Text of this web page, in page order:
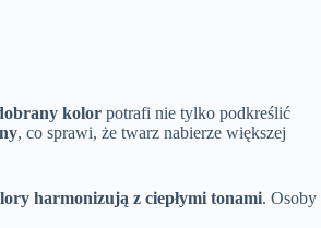
kolor potrafi nie tylko podkreślić
, co sprawi, że twarz nabierze większej
harmonizują z ciepłymi tonami. Osoby